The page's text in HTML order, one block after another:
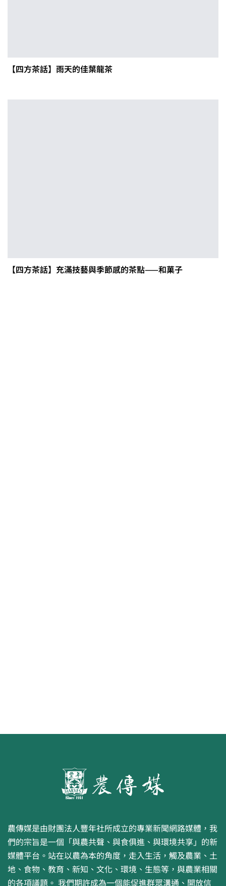
【四方茶話】雨天的佳葉龍茶
【四方茶話】充滿技藝與季節感的茶點——和菓子
農傳媒是由財團法人豐年社所成立的專業新聞網路媒體，我
們的宗旨是一個「與農共聲、與食俱進、與環境共享」的新
媒體平台。站在以農為本的角度，走入生活，觸及農業、土
地、食物、教育、新知、文化、環境、生態等，與農業相關